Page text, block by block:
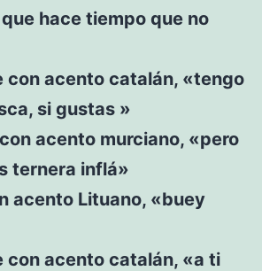
hace tiempo que no
con acento catalán, «tengo
si gustas »
acento murciano, «pero
ternera inflá»
acento Lituano, «buey
con acento catalán, «a ti